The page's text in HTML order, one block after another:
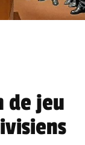
de jeu